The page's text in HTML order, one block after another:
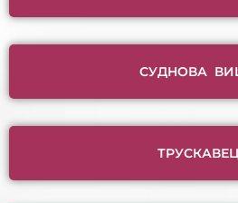
СУДНОВА